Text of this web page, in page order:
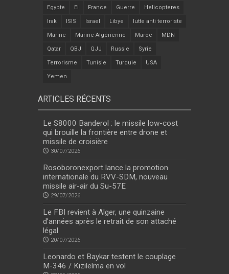
Egypte EI France Guerre Helicopteres
Irak ISIS Israel Libye lutte anti terroriste
Marine Marine Algérienne Maroc MDN
Qatar QBJ QJJ Russie Syrie
Terrorisme Tunisie Turquie USA
Yemen
ARTICLES RÉCENTS
Le S8000 Banderol : le missile low-cost
qui brouille la frontière entre drone et
missile de croisière
30/07/2026
Rosoboronexport lance la promotion
internationale du RVV-SDM, nouveau
missile air-air du Su-57E
29/07/2026
Le FBI revient à Alger, une quinzaine
d’années après le retrait de son attaché
légal
20/07/2026
Leonardo et Baykar testent le couplage
M-346 / Kızılelma en vol